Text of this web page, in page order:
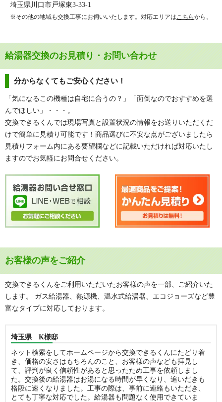
埼玉県川口市戸塚東3-33-1
※その他の地域も交換工事にお伺いいたします。対応エリアはこちらから。
給湯器交換のお見積り・お問い合わせ
分からなくてもご安心ください！
「気になるこの機種は自宅に合うの？」「面倒なのでおすすめを選
んでほしい」・・・。
交換できるくんでは現場写真と設置状況の情報をお送りいただくだ
けで簡単に見積り可能です！商品選びに不安な点がございましたら
見積りフォーム内にある要望欄などに記載いただければ対応いたし
ますのでお気軽にお問合せください。
お客様の声をご紹介
交換できるくんをご利用いただいたお客様の声を一部、ご紹介いた
します。 ガス給湯器、熱源機、温水式給湯器、エコジョーズなど豊
富なタイプに対応しております。
埼玉県 K様邸
ネット検索をしてホームページから交換できるくんにたどり着
き、価格の安さはもちろんのこと、お客様の声なども拝見し
て、評判が良く信頼性があると思ったため工事を依頼しまし
た。交換後の給湯器はお湯になる時間が早くなり、追いだきも
格段に速くなりました。工事の際は、事前に連絡もいただき、
とても丁寧な対応でした。給湯器も問題なく使用できていま